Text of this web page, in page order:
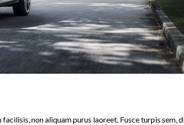
facilisis, non aliquam purus laoreet. Fusce turpis sem,